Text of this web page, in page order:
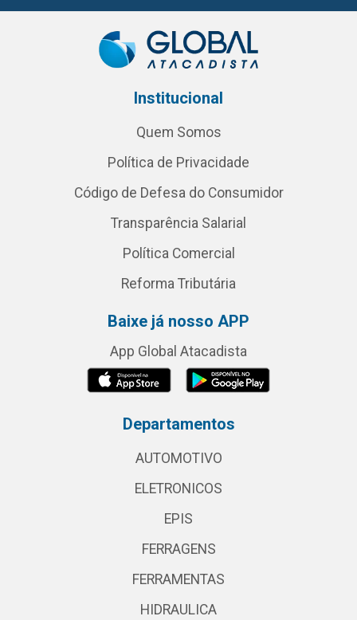
Institucional
Quem Somos
Política de Privacidade
Código de Defesa do Consumidor
Transparência Salarial
Política Comercial
Reforma Tributária
Baixe já nosso APP
App Global Atacadista
Departamentos
AUTOMOTIVO
ELETRONICOS
EPIS
FERRAGENS
FERRAMENTAS
HIDRAULICA